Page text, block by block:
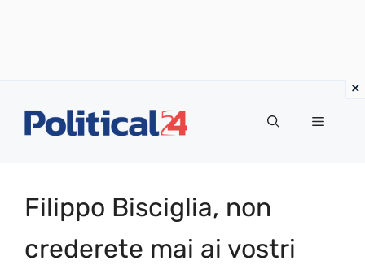
Menu
Filippo Bisciglia, non
crederete mai ai vostri